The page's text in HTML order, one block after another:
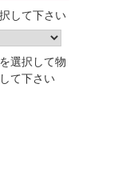
して下さい
選択して物
て下さい